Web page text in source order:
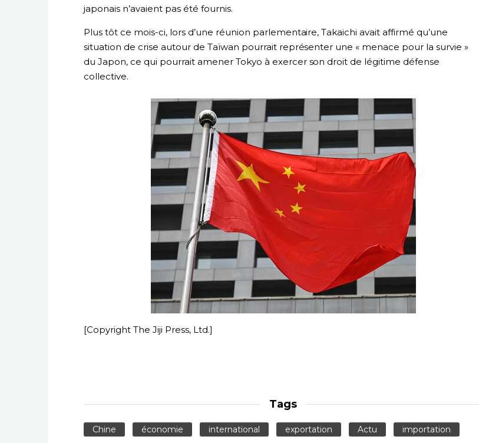
japonais n’avaient pas été fournis.
Plus tôt ce mois-ci, lors d’une réunion parlementaire, Takaichi avait affirmé qu’une
situation de crise autour de Taïwan pourrait représenter une « menace pour la survie »
du Japon, ce qui pourrait amener Tokyo à exercer son droit de légitime défense
collective.
[Copyright The Jiji Press, Ltd.]
Tags
Chine économie international exportation Actu importation